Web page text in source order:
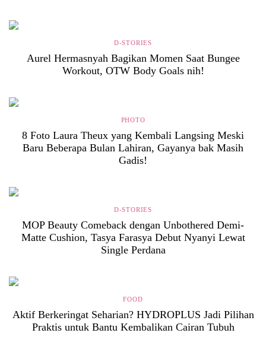
D-STORIES
Aurel Hermasnyah Bagikan Momen Saat Bungee
Workout, OTW Body Goals nih!
PHOTO
8 Foto Laura Theux yang Kembali Langsing Meski
Baru Beberapa Bulan Lahiran, Gayanya bak Masih
Gadis!
D-STORIES
MOP Beauty Comeback dengan Unbothered Demi-
Matte Cushion, Tasya Farasya Debut Nyanyi Lewat
Single Perdana
FOOD
Aktif Berkeringat Seharian? HYDROPLUS Jadi Pilihan
Praktis untuk Bantu Kembalikan Cairan Tubuh